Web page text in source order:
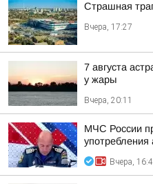
Страшная
Вчера, 17:27
7 августа
у жары
Вчера, 20:11
МЧС России
употребления
Вчера,